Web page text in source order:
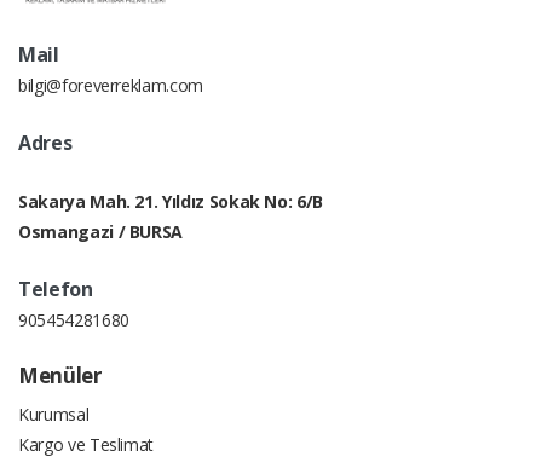
Mail
bilgi@foreverreklam.com
Adres
Sakarya Mah. 21. Yıldız Sokak No: 6/B
Osmangazi / BURSA
Telefon
905454281680
Menüler
Kurumsal
Kargo ve Teslimat